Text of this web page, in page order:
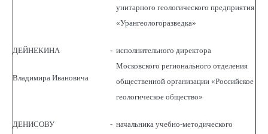
унитарного геологического предприятия
«Урангеологоразведка»
ДЕЙНЕКИНА
Владимира Ивановича
- исполнительного директора
Московского регионального отделения
общественной организации «Российское
геологическое общество»
ДЕНИСОВУ - начальника учебно-методического